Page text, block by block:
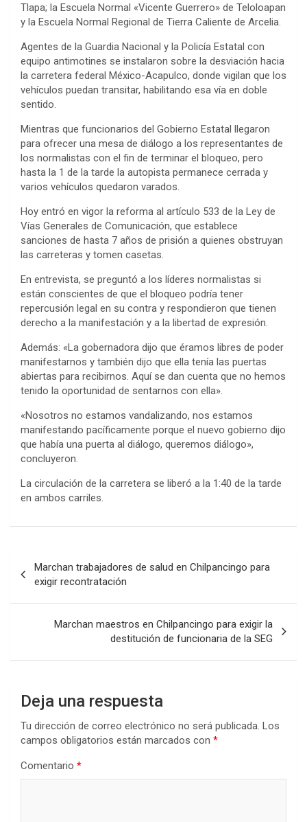
Tlapa; la Escuela Normal «Vicente Guerrero» de Teloloapan
y la Escuela Normal Regional de Tierra Caliente de Arcelia.
Agentes de la Guardia Nacional y la Policía Estatal con
equipo antimotines se instalaron sobre la desviación hacia
la carretera federal México-Acapulco, donde vigilan que los
vehículos puedan transitar, habilitando esa vía en doble
sentido.
Mientras que funcionarios del Gobierno Estatal llegaron
para ofrecer una mesa de diálogo a los representantes de
los normalistas con el fin de terminar el bloqueo, pero
hasta la 1 de la tarde la autopista permanece cerrada y
varios vehículos quedaron varados.
Hoy entró en vigor la reforma al artículo 533 de la Ley de
Vías Generales de Comunicación, que establece
sanciones de hasta 7 años de prisión a quienes obstruyan
las carreteras y tomen casetas.
En entrevista, se preguntó a los líderes normalistas si
están conscientes de que el bloqueo podría tener
repercusión legal en su contra y respondieron que tienen
derecho a la manifestación y a la libertad de expresión.
Además: «La gobernadora dijo que éramos libres de poder
manifestarnos y también dijo que ella tenía las puertas
abiertas para recibirnos. Aquí se dan cuenta que no hemos
tenido la oportunidad de sentarnos con ella».
«Nosotros no estamos vandalizando, nos estamos
manifestando pacíficamente porque el nuevo gobierno dijo
que había una puerta al diálogo, queremos diálogo»,
concluyeron.
La circulación de la carretera se liberó a la 1:40 de la tarde
en ambos carriles.
de
entradas
Marchan trabajadores de salud en Chilpancingo para
exigir recontratación
Marchan maestros en Chilpancingo para exigir la
destitución de funcionaria de la SEG
Deja una respuesta
Tu dirección de correo electrónico no será publicada. Los
campos obligatorios están marcados con *
Comentario *